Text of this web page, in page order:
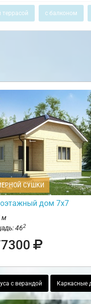
террасой с балконом
СУШКИ
дом 7х7
м
462
с верандой Каркасные